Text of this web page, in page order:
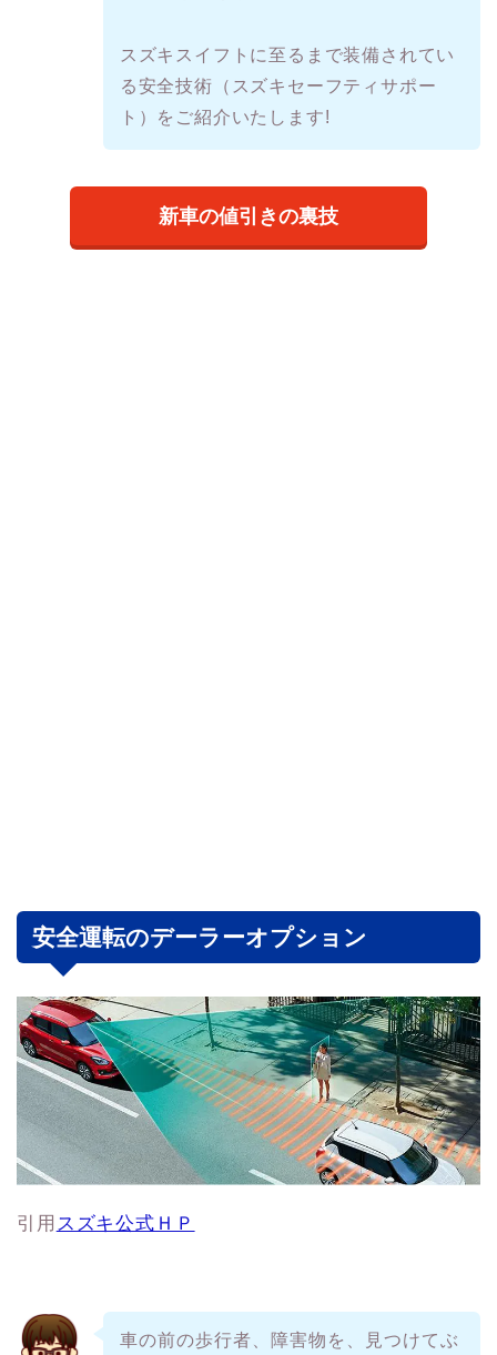
スズキスイフトに至るまで装備されてい
る安全技術（スズキセーフティサポー
ト）をご紹介いたします!
新車の値引きの裏技
安全運転のデーラーオプション
引用 スズキ公式ＨＰ
車の前の歩行者、障害物を、見つけてぶ